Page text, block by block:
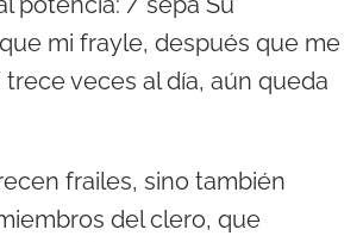
mi frayle, después que me
veces al día, aún queda
frailes, sino también
del clero, que